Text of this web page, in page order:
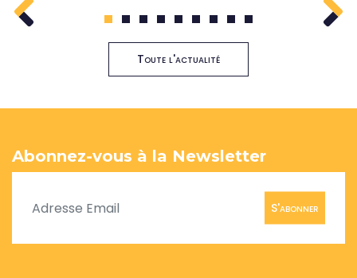
1 2 3 4 5 6 7 8 9
Toute l'actualité
Abonnez-vous à la Newsletter
S'abonner